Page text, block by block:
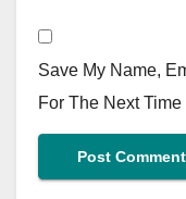
Save My Name,
For The Next Time